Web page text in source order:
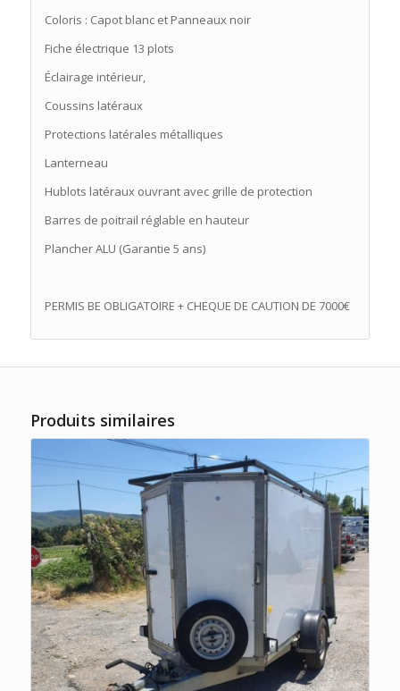
Coloris : Capot blanc et Panneaux noir
Fiche électrique 13 plots
Éclairage intérieur,
Coussins latéraux
Protections latérales métalliques
Lanterneau
Hublots latéraux ouvrant avec grille de protection
Barres de poitrail réglable en hauteur
Plancher ALU (Garantie 5 ans)
PERMIS BE OBLIGATOIRE + CHEQUE DE CAUTION DE 7000€
Produits similaires